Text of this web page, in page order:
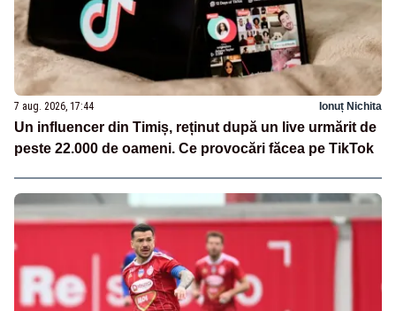
7 aug. 2026, 17:44 Ionuț Nichita
Un influencer din Timiș, reținut după un live urmărit de
peste 22.000 de oameni. Ce provocări făcea pe TikTok